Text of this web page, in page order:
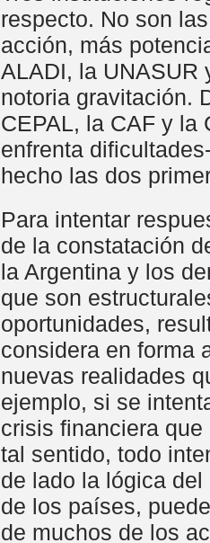
respecto. No son
acción, más
ALADI, la UNASUR
notoria gravitación.
CEPAL, la CAF y la
enfrenta
hecho las dos
Para intentar
de la constatación
la Argentina y los
que son
oportunidades,
considera en forma
nuevas realidades
ejemplo, si se
crisis financiera
tal sentido, todo
de lado la lógica
de los países,
de muchos de los